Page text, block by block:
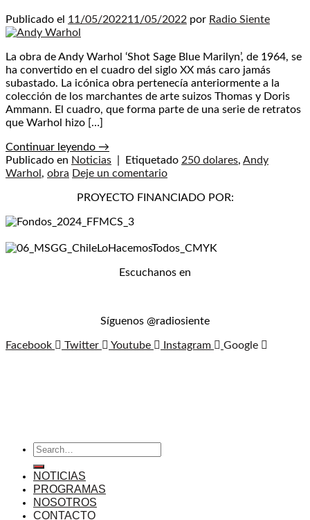
Publicado el 11/05/202211/05/2022 por Radio Siente
La obra de Andy Warhol ‘Shot Sage Blue Marilyn’, de 1964, se
ha convertido en el cuadro del siglo XX más caro jamás
subastado. La icónica obra pertenecía anteriormente a la
colección de los marchantes de arte suizos Thomas y Doris
Ammann. El cuadro, que forma parte de una serie de retratos
que Warhol hizo […]
Continuar leyendo →
Publicado en Noticias Etiquetado 250 dolares, Andy
Warhol , obra Deje un comentario
PROYECTO FINANCIADO POR:
Escuchanos en
Síguenos @radiosiente
Facebook Twitter Youtube Instagram Google
NOTICIAS
PROGRAMAS
NOSOTROS
CONTACTO